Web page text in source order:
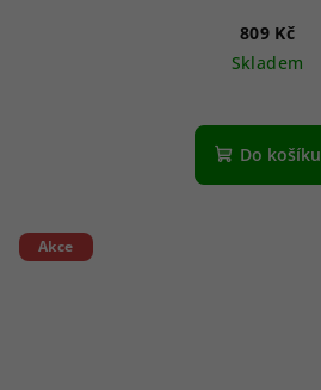
809 Kč
Skladem
Do košíku
Akce